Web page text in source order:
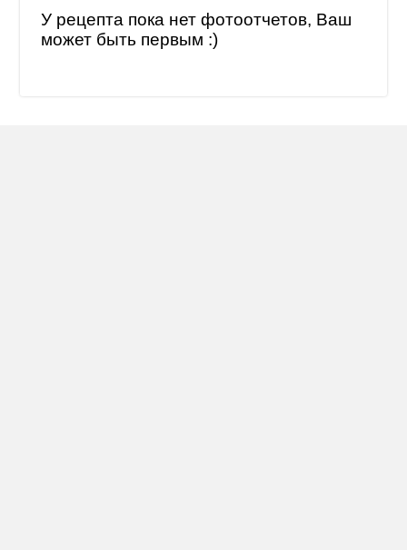
У рецепта пока нет фотоотчетов, Ваш
может быть первым :)